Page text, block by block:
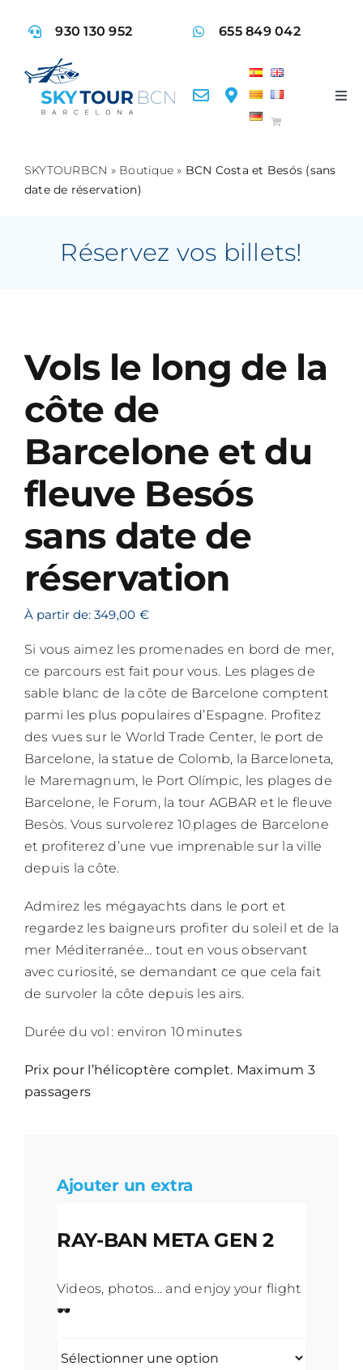
930 130 952 655 849 042
SKYTOURBCN » Boutique » BCN Costa et Besós (sans
date de réservation)
Réservez vos billets!
Vols le long de la
côte de
Barcelone et du
fleuve Besós
sans date de
réservation
€
Si vous aimez les promenades en bord de mer,
ce parcours est fait pour vous. Les plages de
sable blanc de la côte de Barcelone comptent
parmi les plus populaires d’Espagne. Profitez
des vues sur le World Trade Center, le port de
Barcelone, la statue de Colomb, la Barceloneta,
le Maremagnum, le Port Olímpic, les plages de
Barcelone, le Forum, la tour AGBAR et le fleuve
Besòs. Vous survolerez 10 plages de Barcelone
et profiterez d’une vue imprenable sur la ville
depuis la côte.
Admirez les mégayachts dans le port et
regardez les baigneurs profiter du soleil et de la
mer Méditerranée… tout en vous observant
avec curiosité, se demandant ce que cela fait
de survoler la côte depuis les airs.
Durée du vol : environ 10 minutes
Prix pour l’hélicoptère complet. Maximum 3
passagers
Ajouter un extra
RAY-BAN META GEN 2
Videos, photos... and enjoy your flight
🕶️